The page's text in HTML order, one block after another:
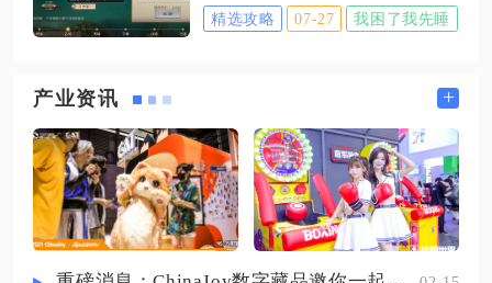
打
能够买到烧刀子、高粱酒、陈年绍
效率最优；华山思过崖可以偷取猴
儿酒，猴儿酒不仅醉酒值可观，饮
用同时还能小幅提升轻功属性；完
成笑傲江湖第一章支线之后，曲非
武将自身战法携带栏位与单次战斗
彻底解决多队共用核心战法、武将
均依托战法研究机制、武将养成体
系、宝物词条搭配与内政资源体系
共同实现，不存在单一捷径，需要
日常资源循环与定向拆解传承配合
使用。战法右下角显示的数字即为
精选攻略 07-27 我困了我先睡
产业资讯 +